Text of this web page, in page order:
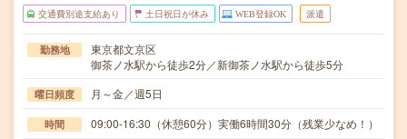
交通費別途支給あり 土日祝日が休み WEB登録OK 派遣
勤務地
東京都文京区
御茶ノ水駅から徒歩2分／新御茶ノ水駅から徒歩5分
曜日頻度 月～金／週5日
時間 09:00-16:30（休憩60分）実働6時間30分（残業少なめ！）